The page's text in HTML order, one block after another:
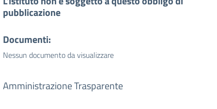
pubblicazione
Documenti:
Nessun documento da visualizzare
Amministrazione Trasparente